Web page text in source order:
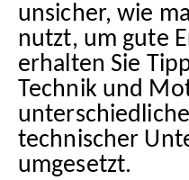
unsicher, wie
nutzt, um gute
erhalten Sie
Technik und
technischer
umgesetzt.